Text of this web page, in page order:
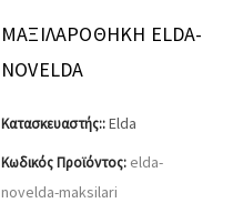
ΜΑΞΙΛΑΡΟΘΉΚΗ ELDA-
NOVELDA
Κατασκευαστής::Elda
Κωδικός Προϊόντος: elda-
novelda-maksilari